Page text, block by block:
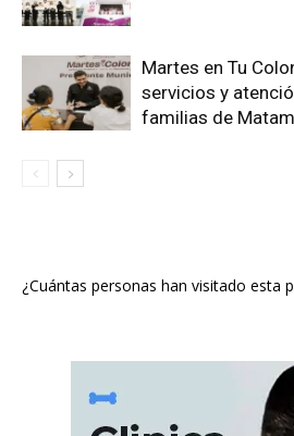
Martes en Tu
servicios y
familias de
¿Cuántas personas han visitado esta